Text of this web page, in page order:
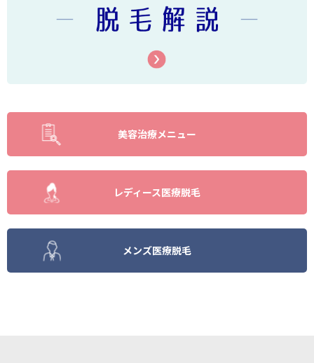
美容治療メニュー
レディース医療脱毛
メンズ医療脱毛